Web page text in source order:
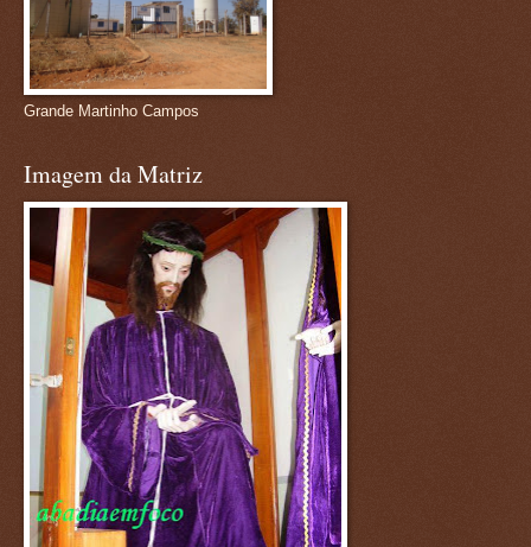
Grande Martinho Campos
Imagem da Matriz